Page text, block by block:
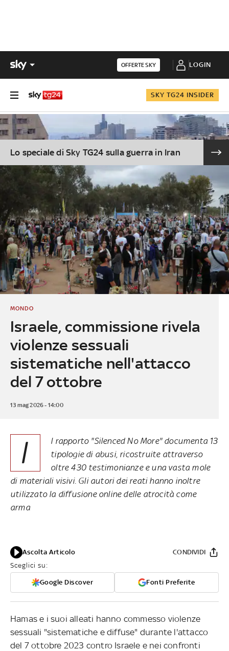
OFFERTE SKY LOGIN
SKY TG24 INSIDER
Lo speciale di Sky TG24 sulla guerra in Iran
Israele, commissione rivela
violenze sessuali
sistematiche nell'attacco
del 7 ottobre
MONDO
13 mag 2026 - 14:00
I
l rapporto "Silenced No More" documenta 13
tipologie di abusi, ricostruite attraverso
oltre 430 testimonianze e una vasta mole
di materiali visivi. Gli autori dei reati hanno inoltre
utilizzato la diffusione online delle atrocità come
arma
Ascolta Articolo
Sceglici su:
Google Discover Fonti Preferite
CONDIVIDI
Hamas e i suoi alleati hanno commesso violenze
sessuali "sistematiche e diffuse" durante l'attacco
del 7 ottobre 2023 contro Israele e nei confronti